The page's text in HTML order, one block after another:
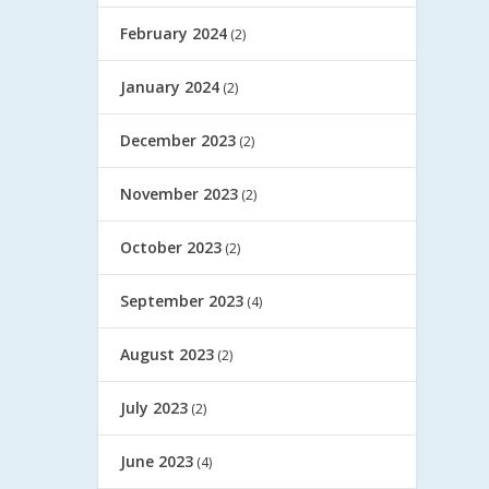
February 2024 (2)
January 2024 (2)
December 2023 (2)
November 2023 (2)
October 2023 (2)
September 2023 (4)
August 2023 (2)
July 2023 (2)
June 2023 (4)